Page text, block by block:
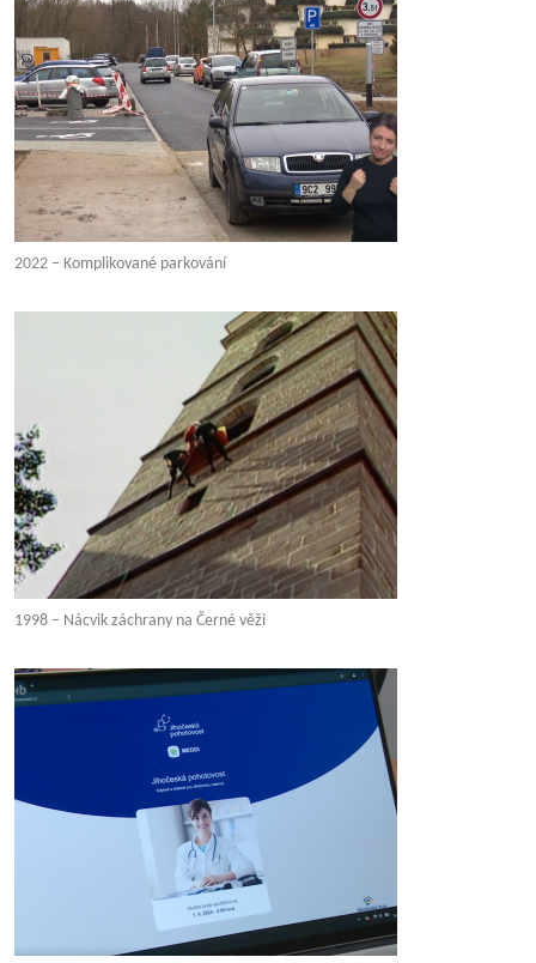
2022 – Komplikované parkování
1998 – Nácvik záchrany na Černé věži